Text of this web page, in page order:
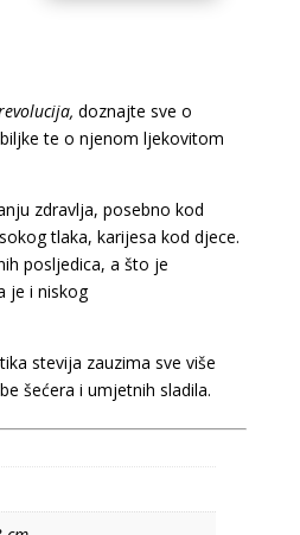
doznajte sve o
te o njenom ljekovitom
zdravlja, posebno kod
tlaka, karijesa kod djece.
posljedica, a što je
je i niskog
stevija zauzima sve više
šećera i umjetnih sladila.